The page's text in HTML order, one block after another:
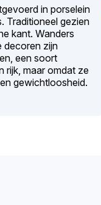
in porselein
Traditioneel gezien
kant. Wanders
decoren zijn
een soort
rijk, maar omdat ze
gewichtloosheid.